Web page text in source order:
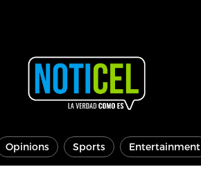
Opinions Sports Entertainment